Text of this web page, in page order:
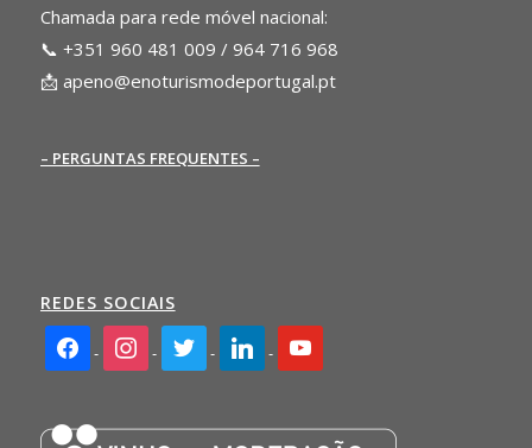
Chamada para rede móvel nacional:
📞 +351 960 481 009 / 964 716 968
📩 apeno@enoturismodeportugal.pt
– PERGUNTAS FREQUENTES –
REDES SOCIAIS
facebook2instagramtwitter linkedin youtube